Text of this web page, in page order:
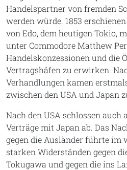
Handelspartner von fremden
werden würde. 1853
von Edo, dem heutigen Tokio,
unter Commodore Matthew
Handelskonzessionen und die
Vertragshäfen zu erwirken.
Verhandlungen kamen
zwischen den USA und Japan
Nach den USA schlossen auch
Verträge mit Japan ab. Das
gegen die Ausländer führte im
starken Widerständen gegen
Tokugawa und gegen die ins